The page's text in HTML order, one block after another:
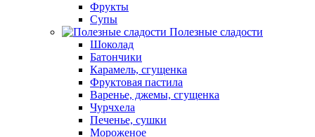
Фрукты
Супы
Полезные сладости
Шоколад
Батончики
Карамель, сгущенка
Фруктовая пастила
Варенье, джемы, сгущенка
Чурчхела
Печенье, сушки
Мороженое